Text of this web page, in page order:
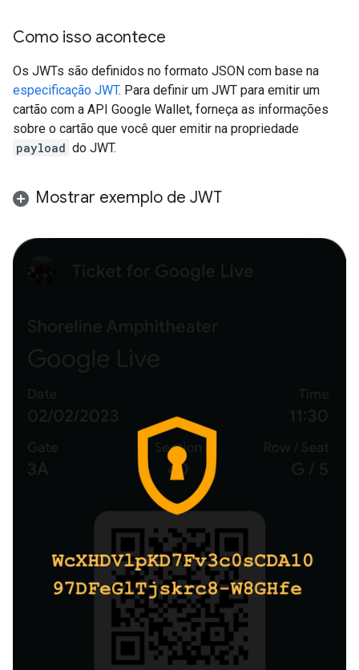
Como isso acontece
Os JWTs são definidos no formato JSON com base na
especificação JWT. Para definir um JWT para emitir um
cartão com a API Google Wallet, forneça as informações
sobre o cartão que você quer emitir na propriedade
payload do JWT.
Mostrar exemplo de JWT